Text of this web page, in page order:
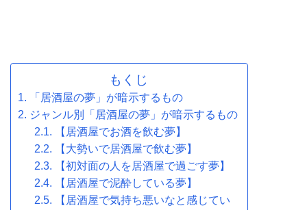
もくじ
「居酒屋の夢」が暗示するもの
ジャンル別「居酒屋の夢」が暗示するもの
【居酒屋でお酒を飲む夢】
【大勢いで居酒屋で飲む夢】
【初対面の人を居酒屋で過ごす夢】
【居酒屋で泥酔している夢】
【居酒屋で気持ち悪いなと感じてい